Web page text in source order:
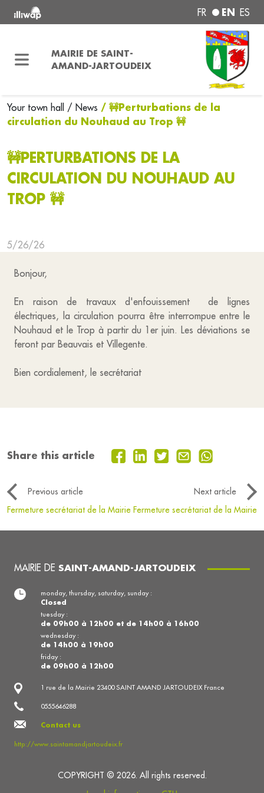
FR EN ES
MAIRIE DE SAINT-
AMAND-JARTOUDEIX
Your town hall / News / 🚧Perturbations de la
circulation du Nouhaud au Trop 🚧
🚧PERTURBATIONS DE LA
CIRCULATION DU NOUHAUD AU
TROP 🚧
5/26/26
Bonjour,
En raison de travaux d'enfouissement de lignes
électriques, la circulation pourra être interrompue entre le
Nouhaud et le Trop à partir du 1er juin. Les déviations se
feront par Beauvais et Villegente.
Bien cordialement, le secrétariat
Share this article
Previous article
Next article
Fermeture secrétariat de la Mairie Fermeture secrétariat de la Mairie
MAIRIE DE SAINT-AMAND-JARTOUDEIX
1 rue de la Mairie 23400 SAINT AMAND JARTOUDEIX France
0555646288
Contact us
http://www.saintamandjartoudeix.fr
monday, thursday, saturday, sunday :
Closed
tuesday :
de 09h00 à 12h00 et de 14h00 à 16h00
wednesday :
de 14h00 à 19h00
friday :
de 09h00 à 12h00
COPYRIGHT © 2026. All rights reserved.